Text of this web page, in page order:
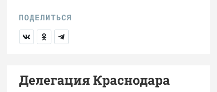
Делегация Краснодара